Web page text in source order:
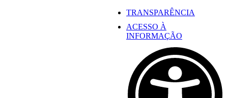
TRANSPARÊNCIA
ACESSO À
INFORMAÇÃO